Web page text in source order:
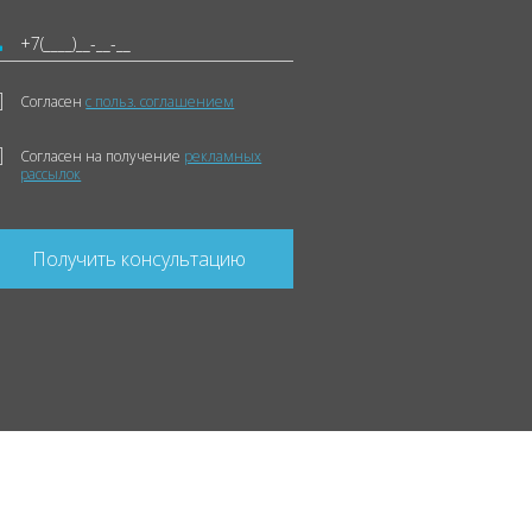
Согласенс польз. соглашением
Согласен на получение рекламных
рассылок
Получить консультацию